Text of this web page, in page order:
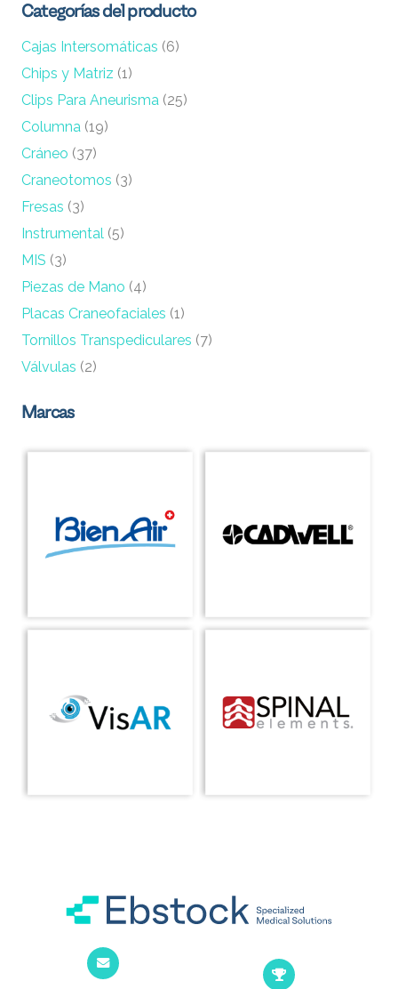
Categorías del producto
Cajas Intersomáticas (6)
Chips y Matriz (1)
Clips Para Aneurisma (25)
Columna (19)
Cráneo (37)
Craneotomos (3)
Fresas (3)
Instrumental (5)
MIS (3)
Piezas de Mano (4)
Placas Craneofaciales (1)
Tornillos Transpediculares (7)
Válvulas (2)
Marcas